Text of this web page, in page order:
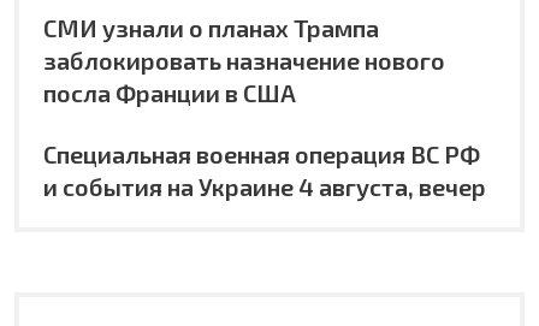
СМИ узнали о планах Трампа
заблокировать назначение нового
посла Франции в США
Специальная военная операция ВС РФ
и события на Украине 4 августа, вечер